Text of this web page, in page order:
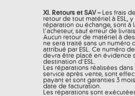
XI. Retours et SAV –Les frais
retour de tout matériel à ESL,
réparation ou échange, sont à
l'acheteur, sauf erreur de
Aucun retour de matériel à
ne sera traité sans un numéro
attribué par ESL. Ce numéro
devra être placé en évidence
destination d'ESL.
Les réparations réalisées
service après vente, sont
payant et sont garanties 3
date de facturation.
Les réparations sont